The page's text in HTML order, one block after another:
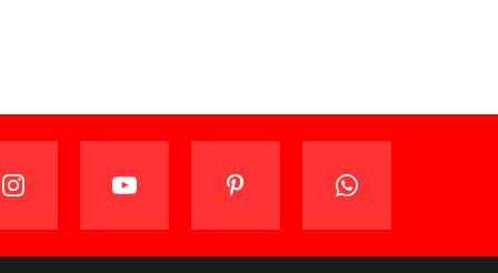
edebilir veya değiştirebilirsiniz.